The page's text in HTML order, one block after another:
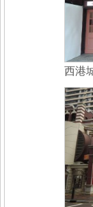
西港